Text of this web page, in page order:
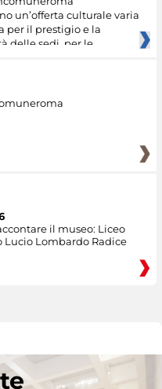
un’offerta culturale varia
per il prestigio e la
delle sedi, per le
il museo: Liceo
Lucio Lombardo Radice